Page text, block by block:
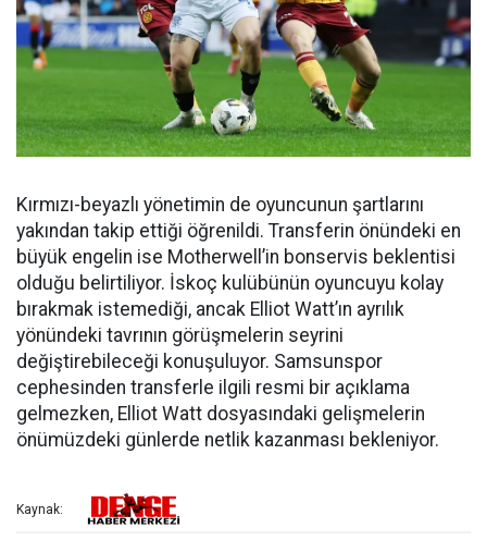
Kırmızı-beyazlı yönetimin de oyuncunun şartlarını
yakından takip ettiği öğrenildi. Transferin önündeki en
büyük engelin ise Motherwell’in bonservis beklentisi
olduğu belirtiliyor. İskoç kulübünün oyuncuyu kolay
bırakmak istemediği, ancak Elliot Watt’ın ayrılık
yönündeki tavrının görüşmelerin seyrini
değiştirebileceği konuşuluyor. Samsunspor
cephesinden transferle ilgili resmi bir açıklama
gelmezken, Elliot Watt dosyasındaki gelişmelerin
önümüzdeki günlerde netlik kazanması bekleniyor.
Kaynak: